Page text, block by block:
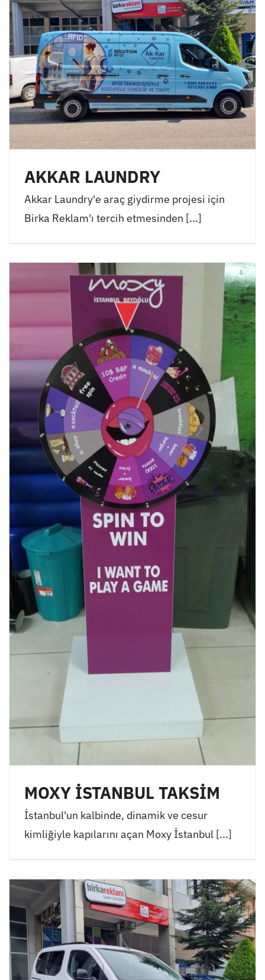
AKKAR LAUNDRY
Akkar Laundry'e araç giydirme projesi için
Birka Reklam'ı tercih etmesinden [...]
MOXY İSTANBUL TAKSİM
İstanbul'un kalbinde, dinamik ve cesur
kimliğiyle kapılarını açan Moxy İstanbul [...]